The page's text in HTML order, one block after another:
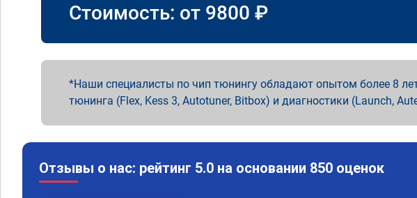
Стоимость: от 9800 ₽
Наши специалисты по чип тюнингу обладают опытом более 8
тюнинга (Flex, Kess 3, Autotuner, Bitbox) и диагностики (Launch,
Отзывы о нас: рейтинг 5.0 на основании 850 оценок